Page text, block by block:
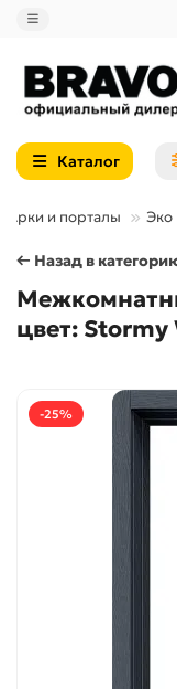
Каталог
Арки и порталы
← Назад в
цвет: Stormy
-25%